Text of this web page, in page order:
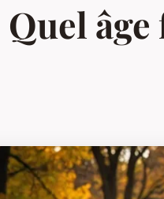
Quel